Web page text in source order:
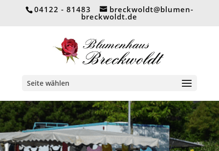
04122 - 81483 breckwoldt@blumen-
breckwoldt.de
Seite wählen